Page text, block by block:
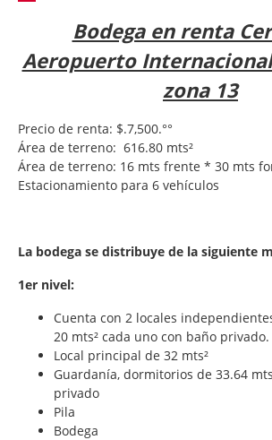
Bodega en renta
Aeropuerto
zona 13
Precio de renta: $.7,500.°°
Área de terreno: 616.80 mts²
Área de terreno: 16 mts frente * 30 mts
Estacionamiento para 6 vehículos
La bodega se distribuye de la siguiente
1er nivel:
Cuenta con 2 locales
20 mts² cada uno con baño privado.
Local principal de 32 mts²
Guardanía, dormitorios de 33.64
privado
Pila
Bodega